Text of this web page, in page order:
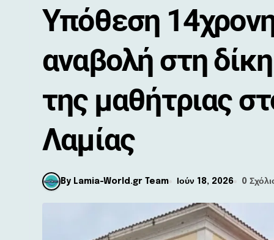
Υπόθεση
αναβολή στη
της μαθήτριας
Λαμίας
By Lamia-World.gr Team Ιούν 18, 2026 0